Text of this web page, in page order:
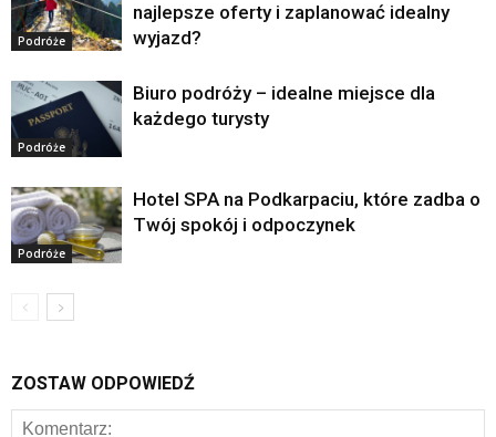
Podróże
najlepsze oferty i zaplanować idealny
wyjazd?
Podróże
Biuro podróży – idealne miejsce dla
każdego turysty
Podróże
Hotel SPA na Podkarpaciu, które zadba o
Twój spokój i odpoczynek
ZOSTAW ODPOWIEDŹ